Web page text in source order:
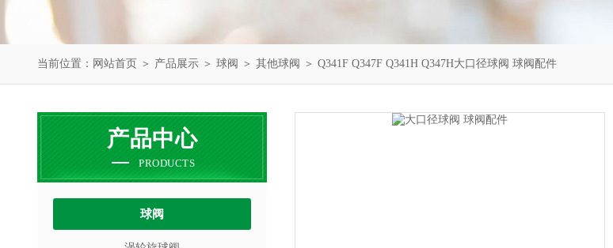
当前位置： 网站首页 ＞ 产品展示 ＞ 球阀 ＞ 其他球阀 ＞ Q341F Q347F Q341H Q347H大口径球阀 球阀配件
产品中心
PRODUCTS
球阀